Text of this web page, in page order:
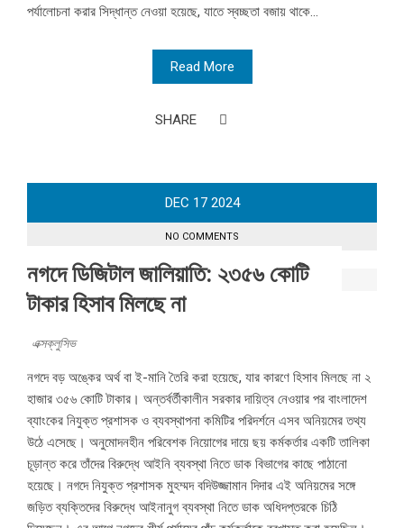
পর্যালোচনা করার সিদ্ধান্ত নেওয়া হয়েছে, যাতে স্বচ্ছতা বজায় থাকে...
Read More
SHARE
DEC 17 2024
NO COMMENTS
নগদে ডিজিটাল জালিয়াতি: ২৩৫৬ কোটি
টাকার হিসাব মিলছে না
এক্সক্লুসিভ
নগদে বড় অঙ্কের অর্থ বা ই-মানি তৈরি করা হয়েছে, যার কারণে হিসাব মিলছে না ২
হাজার ৩৫৬ কোটি টাকার। অন্তর্বর্তীকালীন সরকার দায়িত্ব নেওয়ার পর বাংলাদেশ
ব্যাংকের নিযুক্ত প্রশাসক ও ব্যবস্থাপনা কমিটির পরিদর্শনে এসব অনিয়মের তথ্য
উঠে এসেছে। অনুমোদনহীন পরিবেশক নিয়োগের দায়ে ছয় কর্মকর্তার একটি তালিকা
চূড়ান্ত করে তাঁদের বিরুদ্ধে আইনি ব্যবস্থা নিতে ডাক বিভাগের কাছে পাঠানো
হয়েছে। নগদে নিযুক্ত প্রশাসক মুহম্মদ বদিউজ্জামান দিদার এই অনিয়মের সঙ্গে
জড়িত ব্যক্তিদের বিরুদ্ধে আইনানুগ ব্যবস্থা নিতে ডাক অধিদপ্তরকে চিঠি